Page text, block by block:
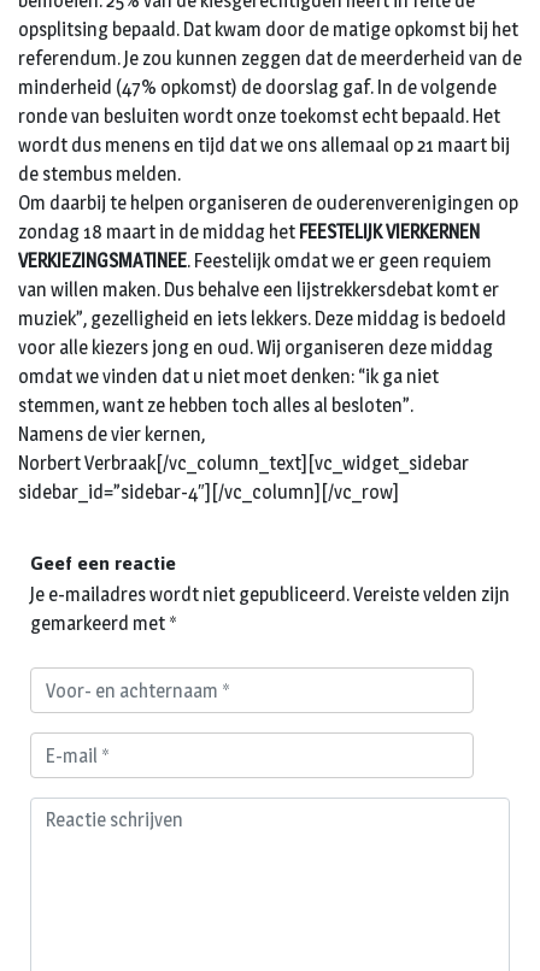
opsplitsing bepaald. Dat kwam door de matige opkomst bij het
referendum. Je zou kunnen zeggen dat de meerderheid van de
minderheid (47% opkomst) de doorslag gaf. In de volgende
ronde van besluiten wordt onze toekomst echt bepaald. Het
wordt dus menens en tijd dat we ons allemaal op 21 maart bij
de stembus melden.
Om daarbij te helpen organiseren de ouderenverenigingen op
zondag 18 maart in de middag het FEESTELIJK VIERKERNEN
VERKIEZINGSMATINEE. Feestelijk omdat we er geen requiem
van willen maken. Dus behalve een lijstrekkersdebat komt er
muziek”, gezelligheid en iets lekkers. Deze middag is bedoeld
voor alle kiezers jong en oud. Wij organiseren deze middag
omdat we vinden dat u niet moet denken: “ik ga niet
stemmen, want ze hebben toch alles al besloten”.
Namens de vier kernen,
Norbert Verbraak[/vc_column_text][vc_widget_sidebar
sidebar_id=”sidebar-4″][/vc_column][/vc_row]
Geef een reactie
Je e-mailadres wordt niet gepubliceerd.Vereiste velden zijn
gemarkeerd met *